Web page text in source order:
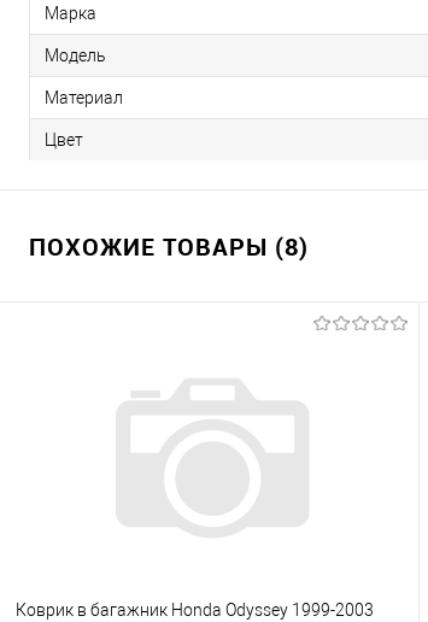
Марка
Модель
Материал
Цвет
ПОХОЖИЕ ТОВАРЫ (8)
Коврик в багажник Honda Odyssey 1999-2003